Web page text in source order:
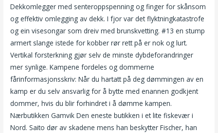
Dekkomlegger med senteroppspenning og finger for skånsom
og effektiv omlegging av dekk. I fjor var det flyktningkatastrofe
og ein visesongar som dreiv med brunskvetting. #13 en stump
armert slange istede for kobber rør rett på er nok og lurt.
Vertikal forsterkning gjør selv de minste dybdeforandringer
mer synlige. Kampene fordeles og dommerne
fårinformasjonsskriv: Når du hartatt på deg dømmingen av en
kamp er du selv ansvarlig for å bytte med enannen godkjent
dommer, hvis du blir forhindret i å dømme kampen.
Nærbutikken Gamvik Den eneste butikken i et lite fiskevær i
Nord. Saito dør av skadene mens han beskytter Fischer, han